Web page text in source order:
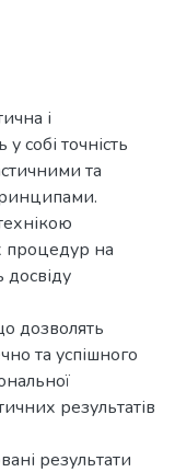
і
собі точність
та
процедур на
досвіду
дозволять
та успішного
результатів
результати